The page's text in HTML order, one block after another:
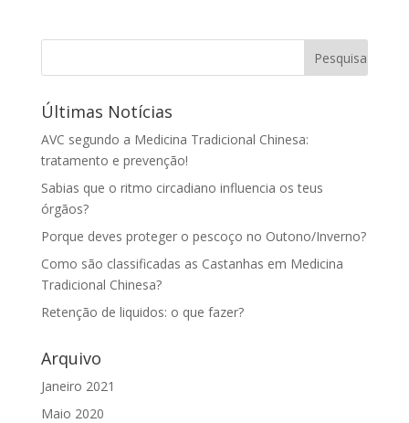
Últimas Notícias
AVC segundo a Medicina Tradicional Chinesa:
tratamento e prevenção!
Sabias que o ritmo circadiano influencia os teus
órgãos?
Porque deves proteger o pescoço no Outono/Inverno?
Como são classificadas as Castanhas em Medicina
Tradicional Chinesa?
Retenção de liquidos: o que fazer?
Arquivo
Janeiro 2021
Maio 2020